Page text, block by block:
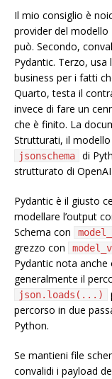
Il mio consiglio è
provider del
può. Secondo,
Pydantic. Terzo, usa
business per i fatti
Quarto, testa il
invece di fare un
che è finito. La
Strutturati, il
jsonschema
di
strutturato di
Pydantic è il giusto
modellare l’output
Schema con
grezzo con
Pydantic nota anche
generalmente il
json.loads(...)
percorso in due
Python.
Se mantieni file
convalidi i payload